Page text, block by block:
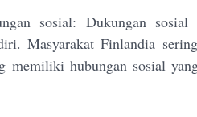
sosial: Dukungan
Masyarakat Finlandia
memiliki hubungan sosial